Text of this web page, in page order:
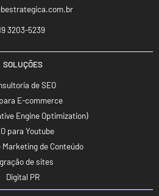
3203-5239
SOLUÇÕES
de SEO
E-commerce
Engine Optimization)
para Youtube
Marketing de Conteúdo
de sites
Digital PR